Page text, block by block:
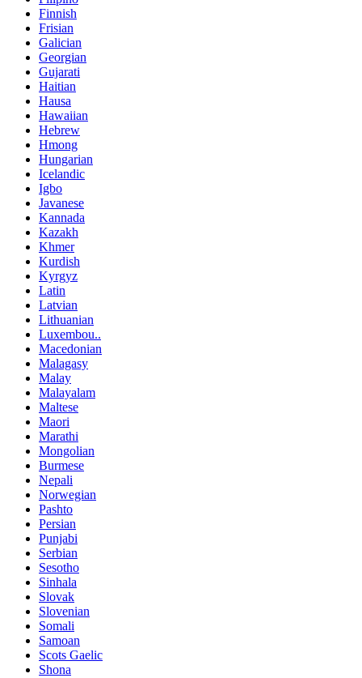
Finnish
Frisian
Galician
Georgian
Gujarati
Haitian
Hausa
Hawaiian
Hebrew
Hmong
Hungarian
Icelandic
Igbo
Javanese
Kannada
Kazakh
Khmer
Kurdish
Kyrgyz
Latin
Latvian
Lithuanian
Luxembou..
Macedonian
Malagasy
Malay
Malayalam
Maltese
Maori
Marathi
Mongolian
Burmese
Nepali
Norwegian
Pashto
Persian
Punjabi
Serbian
Sesotho
Sinhala
Slovak
Slovenian
Somali
Samoan
Scots Gaelic
Shona